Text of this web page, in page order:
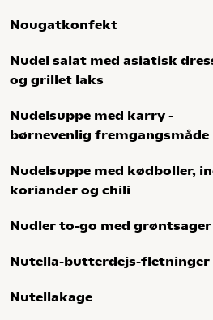
Nougatkonfekt
Nudel salat med asiatisk
og grillet laks
Nudelsuppe med karry -
børnevenlig fremgangsmåde
Nudelsuppe med kødboller,
koriander og chili
Nudler to-go med grøntsager
Nutella-butterdejs-fletninger
Nutellakage